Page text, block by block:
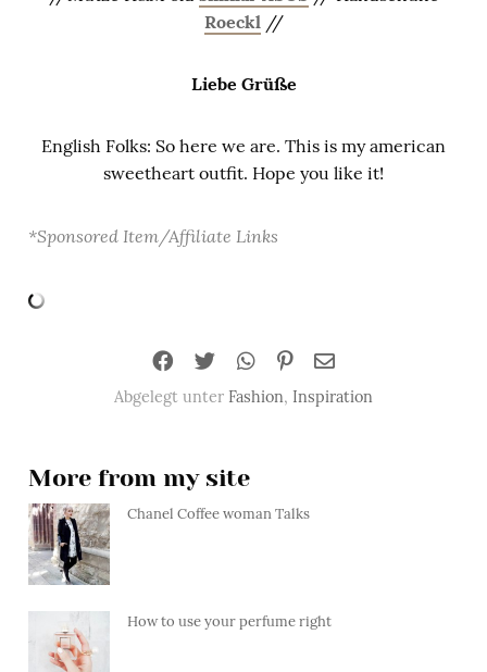
Roeckl//
Liebe Grüße
English Folks: So here we are. This is my american
sweetheart outfit. Hope you like it!
*Sponsored Item/Affiliate Links
Abgelegt unter Fashion, Inspiration
More from my site
Chanel Coffee woman Talks
How to use your perfume right